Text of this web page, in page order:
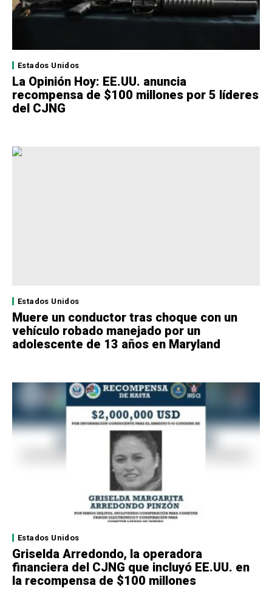
Estados Unidos
La Opinión Hoy: EE.UU. anuncia
recompensa de $100 millones por 5 líderes
del CJNG
Estados Unidos
Muere un conductor tras choque con un
vehículo robado manejado por un
adolescente de 13 años en Maryland
Estados Unidos
Griselda Arredondo, la operadora
financiera del CJNG que incluyó EE.UU. en
la recompensa de $100 millones